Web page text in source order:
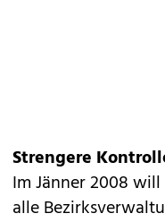
Strengere
Im Jänner 2008
alle